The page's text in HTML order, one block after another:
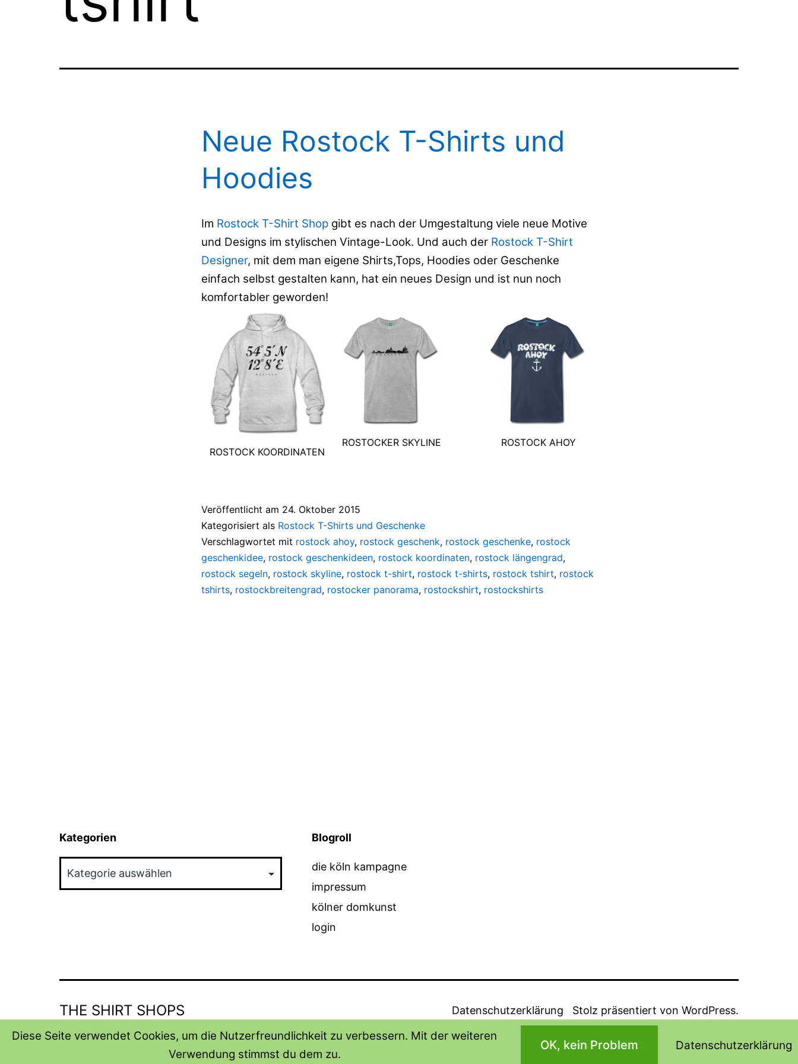
Neue Rostock T-Shirts und
Hoodies
Im Rostock T-Shirt Shop gibt es nach der Umgestaltung viele neue Motive
und Designs im stylischen Vintage-Look. Und auch der Rostock T-Shirt
Designer, mit dem man eigene Shirts,Tops, Hoodies oder Geschenke
einfach selbst gestalten kann, hat ein neues Design und ist nun noch
komfortabler geworden!
ROSTOCK KOORDINATEN
ROSTOCKER SKYLINE ROSTOCK AHOY
Veröffentlicht am 24. Oktober 2015
Kategorisiert als Rostock T-Shirts und Geschenke
Verschlagwortet mit rostock ahoy, rostock geschenk, rostock geschenke, rostock
geschenkidee, rostock geschenkideen, rostock koordinaten, rostock längengrad,
rostock segeln, rostock skyline, rostock t-shirt, rostock t-shirts, rostock tshirt, rostock
tshirts, rostockbreitengrad, rostocker panorama, rostockshirt, rostockshirts
Kategorien Blogroll
die köln kampagne
impressum
kölner domkunst
login
THE SHIRT SHOPS Datenschutzerklärung Stolz präsentiert von WordPress.
Diese Seite verwendet Cookies, um die Nutzerfreundlichkeit zu verbessern. Mit der weiteren
Verwendung stimmst du dem zu.
OK, kein Problem Datenschutzerklärung